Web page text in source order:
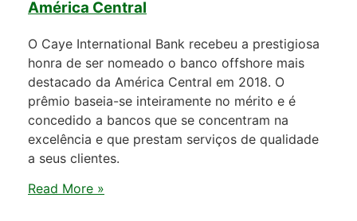
América Central
O Caye International Bank recebeu a prestigiosa
honra de ser nomeado o banco offshore mais
destacado da América Central em 2018. O
prêmio baseia-se inteiramente no mérito e é
concedido a bancos que se concentram na
excelência e que prestam serviços de qualidade
a seus clientes.
Read More »